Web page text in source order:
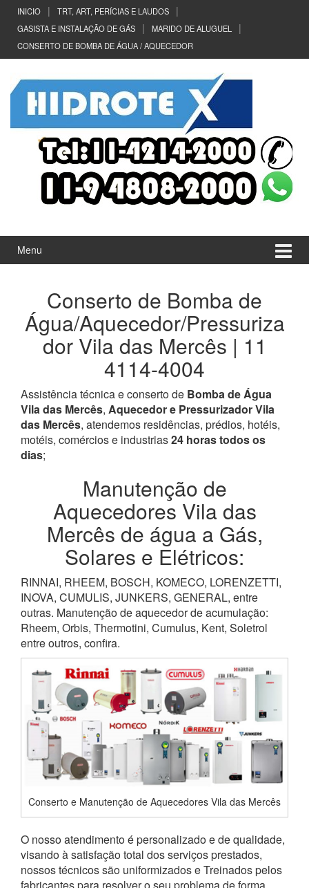
Conteúdo
Pular
menu
principal
INICIO
TRT, ART, PERÍCIAS E LAUDOS
GASISTA E INSTALAÇÃO DE GÁS
MARIDO DE ALUGUEL
CONSERTO DE BOMBA DE ÁGUA / AQUECEDOR
Menu
Conserto de Bomba de
Água/Aquecedor/Pressuriza
dor Vila das Mercês | 11
4114-4004
Assistência técnica e conserto de Bomba de Água
Vila das Mercês, Aquecedor e Pressurizador Vila
das Mercês, atendemos residências, prédios, hotéis,
motéis, comércios e industrias24 horas todos os
dias;
Manutenção de
Aquecedores Vila das
Mercês de água a Gás,
Solares e Elétricos:
RINNAI, RHEEM, BOSCH, KOMECO, LORENZETTI,
INOVA, CUMULIS, JUNKERS, GENERAL, entre
outras. Manutenção de aquecedor de acumulação:
Rheem, Orbis, Thermotini, Cumulus, Kent, Soletrol
entre outros, confira.
Conserto e Manutenção de Aquecedores Vila das Mercês
O nosso atendimento é personalizado e de qualidade,
visando à satisfação total dos serviços prestados,
nossos técnicos são uniformizados e Treinados pelos
fabricantes para resolver o seu problema de forma